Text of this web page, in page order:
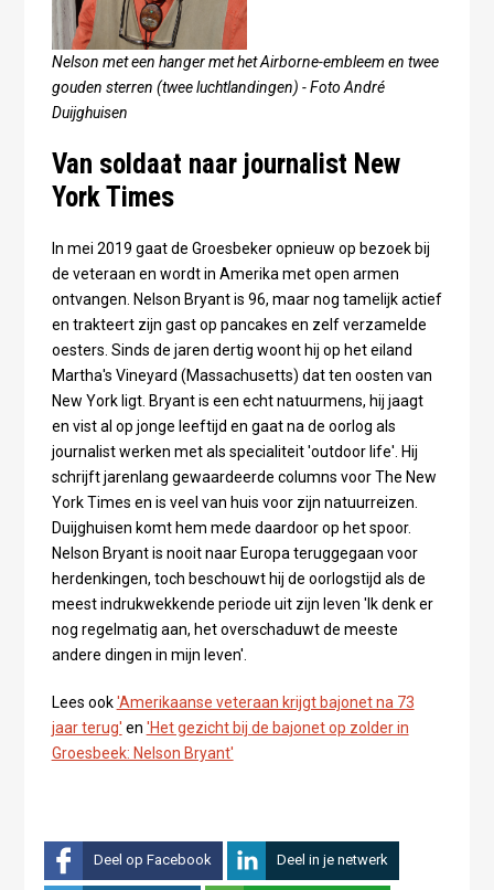
Nelson met een hanger met het Airborne-embleem en twee
gouden sterren (twee luchtlandingen) - Foto André
Duijghuisen
Van soldaat naar journalist New
York Times
In mei 2019 gaat de Groesbeker opnieuw op bezoek bij
de veteraan en wordt in Amerika met open armen
ontvangen. Nelson Bryant is 96, maar nog tamelijk actief
en trakteert zijn gast op pancakes en zelf verzamelde
oesters. Sinds de jaren dertig woont hij op het eiland
Martha's Vineyard (Massachusetts) dat ten oosten van
New York ligt. Bryant is een echt natuurmens, hij jaagt
en vist al op jonge leeftijd en gaat na de oorlog als
journalist werken met als specialiteit 'outdoor life'. Hij
schrijft jarenlang gewaardeerde columns voor The New
York Times en is veel van huis voor zijn natuurreizen.
Duijghuisen komt hem mede daardoor op het spoor.
Nelson Bryant is nooit naar Europa teruggegaan voor
herdenkingen, toch beschouwt hij de oorlogstijd als de
meest indrukwekkende periode uit zijn leven 'Ik denk er
nog regelmatig aan, het overschaduwt de meeste
andere dingen in mijn leven'.
Lees ook'Amerikaanse veteraan krijgt bajonet na 73
jaar terug' en 'Het gezicht bij de bajonet op zolder in
Groesbeek: Nelson Bryant'
Deel op Facebook Deel in je netwerk